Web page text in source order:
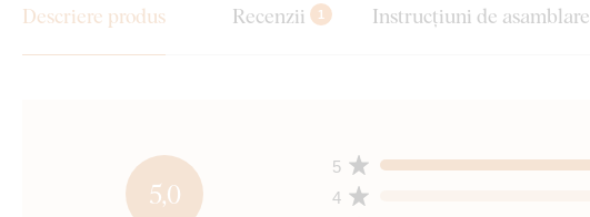
Descriere produs Recenzii 1 Instrucțiuni de asamblare
5,0 4
5